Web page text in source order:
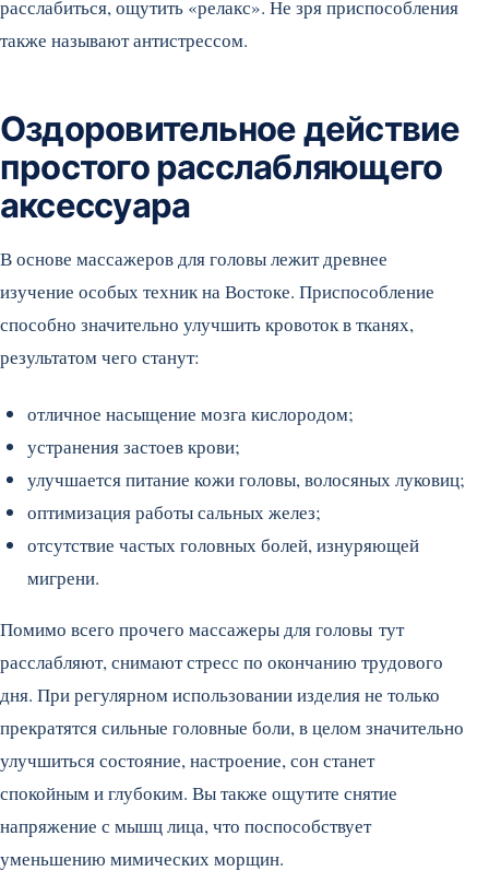
расслабиться, ощутить «релакс». Не зря приспособления
также называют антистрессом.
Оздоровительное действие
простого расслабляющего
аксессуара
В основе массажеров для головы лежит древнее
изучение особых техник на Востоке. Приспособление
способно значительно улучшить кровоток в тканях,
результатом чего станут:
отличное насыщение мозга кислородом;
устранения застоев крови;
улучшается питание кожи головы, волосяных луковиц;
оптимизация работы сальных желез;
отсутствие частых головных болей, изнуряющей
мигрени.
Помимо всего прочего массажеры для головы тут
расслабляют, снимают стресс по окончанию трудового
дня. При регулярном использовании изделия не только
прекратятся сильные головные боли, в целом значительно
улучшиться состояние, настроение, сон станет
спокойным и глубоким. Вы также ощутите снятие
напряжение с мышц лица, что поспособствует
уменьшению мимических морщин.